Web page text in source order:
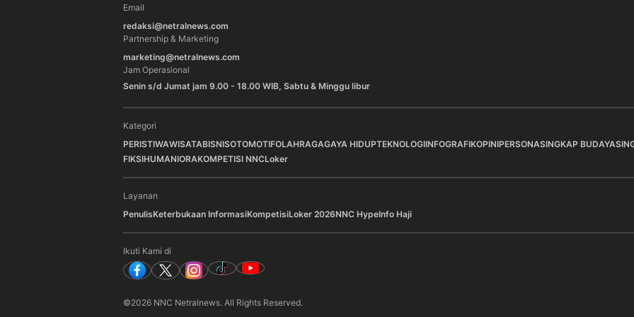
Email
redaksi@netralnews.com
Partnership & Marketing
marketing@netralnews.com
Jam Operasional
Senin s/d Jumat jam 9.00 - 18.00 WIB, Sabtu & Minggu libur
Kategori
PERISTIWAWISATABISNISOTOMOTIFOLAHRAGAGAYA HIDUPTEKNOLOGIINFOGRAFIKOPINIPERSONASINGKAP BUDAYA
FIKSIHUMANIORAKOMPETISI NNCLoker
Layanan
PenulisKeterbukaan InformasiKompetisiLoker 2026NNC HypeInfo Haji
Ikuti Kami di
©2026 NNC Netralnews. All Rights Reserved.